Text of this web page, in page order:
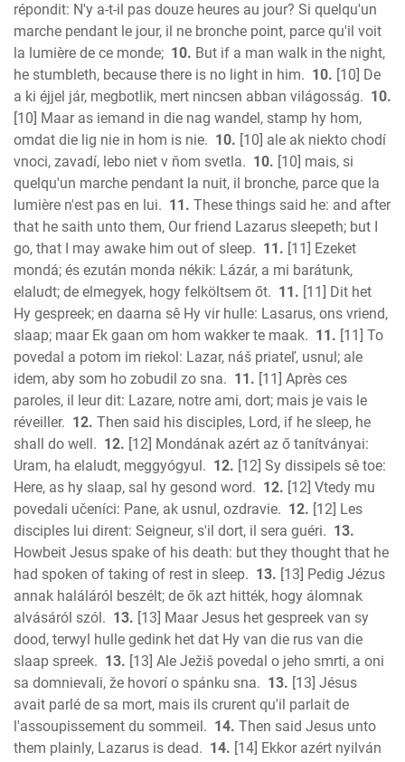
répondit: N'y a-t-il pas douze heures au jour? Si quelqu'un
marche pendant le jour, il ne bronche point, parce qu'il voit
la lumière de ce monde; 10. But if a man walk in the night,
he stumbleth, because there is no light in him. 10. [10] De
a ki éjjel jár, megbotlik, mert nincsen abban világosság. 10.
[10] Maar as iemand in die nag wandel, stamp hy hom,
omdat die lig nie in hom is nie. 10. [10] ale ak niekto chodí
vnoci, zavadí, lebo niet v ňom svetla. 10. [10] mais, si
quelqu'un marche pendant la nuit, il bronche, parce que la
lumière n'est pas en lui. 11. These things said he: and after
that he saith unto them, Our friend Lazarus sleepeth; but I
go, that I may awake him out of sleep. 11. [11] Ezeket
mondá; és ezután monda nékik: Lázár, a mi barátunk,
elaludt; de elmegyek, hogy felköltsem őt. 11. [11] Dit het
Hy gespreek; en daarna sê Hy vir hulle: Lasarus, ons vriend,
slaap; maar Ek gaan om hom wakker te maak. 11. [11] To
povedal a potom im riekol: Lazar, náš priateľ, usnul; ale
idem, aby som ho zobudil zo sna. 11. [11] Après ces
paroles, il leur dit: Lazare, notre ami, dort; mais je vais le
réveiller. 12. Then said his disciples, Lord, if he sleep, he
shall do well. 12. [12] Mondának azért az ő tanítványai:
Uram, ha elaludt, meggyógyul. 12. [12] Sy dissipels sê toe:
Here, as hy slaap, sal hy gesond word. 12. [12] Vtedy mu
povedali učeníci: Pane, ak usnul, ozdravie. 12. [12] Les
disciples lui dirent: Seigneur, s'il dort, il sera guéri. 13.
Howbeit Jesus spake of his death: but they thought that he
had spoken of taking of rest in sleep. 13. [13] Pedig Jézus
annak haláláról beszélt; de ők azt hitték, hogy álomnak
alvásáról szól. 13. [13] Maar Jesus het gespreek van sy
dood, terwyl hulle gedink het dat Hy van die rus van die
slaap spreek. 13. [13] Ale Ježiš povedal o jeho smrti, a oni
sa domnievali, že hovorí o spánku sna. 13. [13] Jésus
avait parlé de sa mort, mais ils crurent qu'il parlait de
l'assoupissement du sommeil. 14. Then said Jesus unto
them plainly, Lazarus is dead. 14. [14] Ekkor azért nyilván